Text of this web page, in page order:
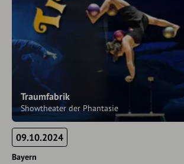
Traumfabrik
Showtheater der Phantasie
09.10.2024
Bayern